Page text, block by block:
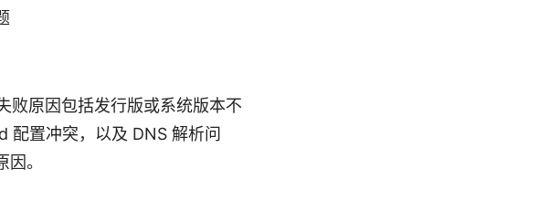
败原因包括发行版或系统版本不
配置冲突，以及 DNS 解析问
。